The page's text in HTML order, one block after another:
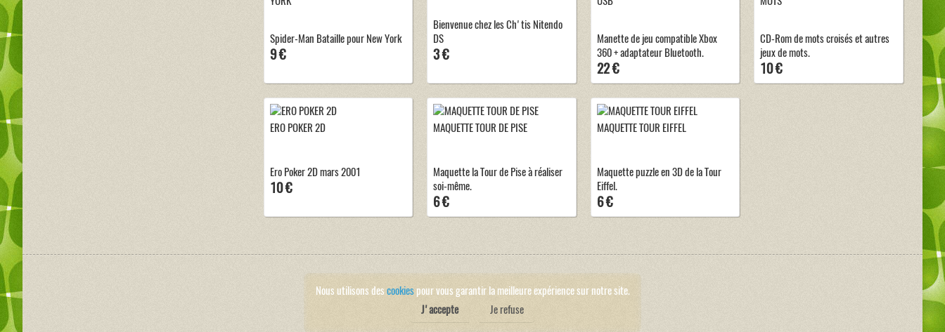
Spider-Man Bataille pour New York
9 €
Bienvenue chez les Ch'tis Nitendo
DS
3 €
Manette de jeu compatible Xbox
360 + adaptateur Bluetooth.
22 €
CD-Rom de mots croisés et autres
jeux de mots.
10 €
ERO POKER 2D
Ero Poker 2D mars 2001
10 €
MAQUETTE TOUR DE PISE
Maquette la Tour de Pise à réaliser
soi-même.
6 €
MAQUETTE TOUR EIFFEL
Maquette puzzle en 3D de la Tour
Eiffel.
6 €
Nous utilisons des cookiespour vous garantir la meilleure expérience sur notre site.
J'accepte
Je refuse